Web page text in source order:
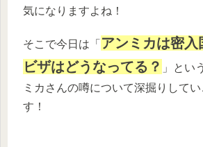
気になりますよね！
そこで今日は「 アンミカは密
ビザはどうなってる？ 」とい
ミカさんの噂について深掘りしてい
す！